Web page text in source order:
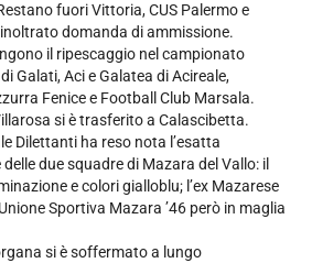
fuori Vittoria, CUS Palermo e
domanda di ammissione.
il ripescaggio nel campionato
Galati, Aci e Galatea di Acireale,
Fenice e Football Club Marsala.
si è trasferito a Calascibetta.
Dilettanti ha reso nota l’esatta
due squadre di Mazara del Vallo: il
e colori gialloblu; l’ex Mazarese
Sportiva Mazara ’46 però in maglia
si è soffermato a lungo